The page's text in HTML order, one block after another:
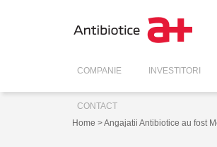
COMPANIE INVESTITORI
CONTACT
Home > Angajatii Antibiotice au fost